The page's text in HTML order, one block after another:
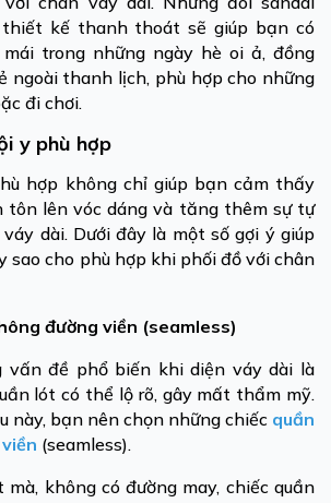
thiết kế thanh thoát sẽ giúp bạn có
trong những ngày hè oi ả, đồng
ngoài thanh lịch, phù hợp cho những
đi chơi.
y phù hợp
hợp không chỉ giúp bạn cảm thấy
tôn lên vóc dáng và tăng thêm sự tự
dài. Dưới đây là một số gợi ý giúp
sao cho phù hợp khi phối đồ với chân
đường viền (seamless)
vấn đề phổ biến khi diện váy dài là
lót có thể lộ rõ, gây mất thẩm mỹ.
này, bạn nên chọn những chiếc quần
(seamless).
không có đường may, chiếc quần